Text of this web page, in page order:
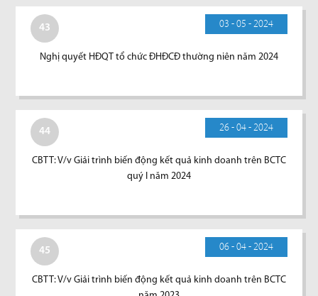
43 03 - 05 - 2024
Nghị quyết HĐQT tổ chức ĐHĐCĐ thường niên năm 2024
44 26 - 04 - 2024
CBTT: V/v Giải trình biến động kết quả kinh doanh trên BCTC
quý I năm 2024
45 06 - 04 - 2024
CBTT: V/v Giải trình biến động kết quả kinh doanh trên BCTC